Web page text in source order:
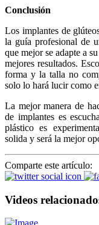
Conclusión
Los implantes de
la guía profesional de
que mejor se adapte a
mejores resultados.
forma y la talla no
solo lo hará lucir como
La mejor manera de
de implantes es
plástico es
solida y será la mejor
Comparte este artículo:
Videos